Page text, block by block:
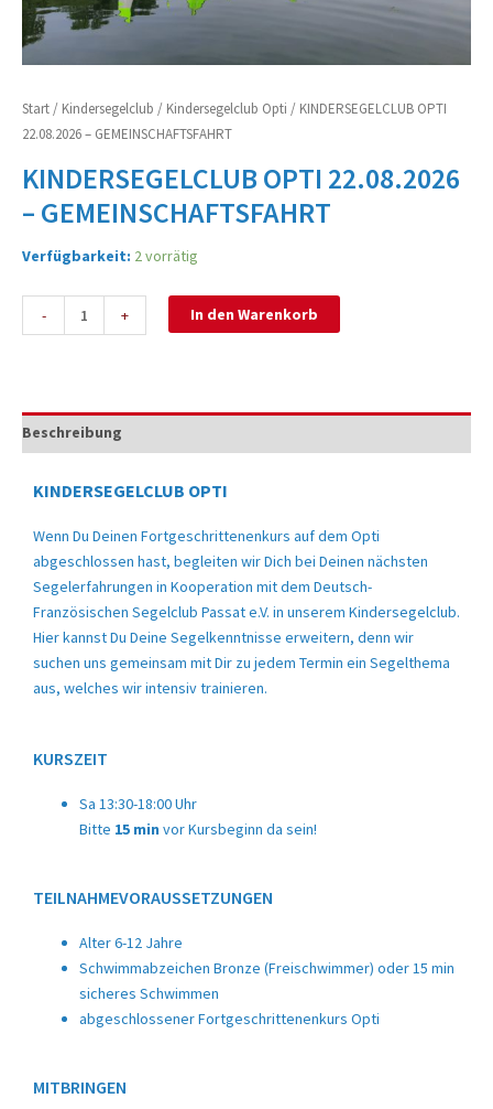
Start / Kindersegelclub / Kindersegelclub Opti / KINDERSEGELCLUB OPTI
22.08.2026 – GEMEINSCHAFTSFAHRT
KINDERSEGELCLUB OPTI 22.08.2026
– GEMEINSCHAFTSFAHRT
Verfügbarkeit: 2 vorrätig
- + In den Warenkorb
Beschreibung
KINDERSEGELCLUB OPTI
Wenn Du Deinen Fortgeschrittenenkurs auf dem Opti
abgeschlossen hast, begleiten wir Dich bei Deinen nächsten
Segelerfahrungen in Kooperation mit dem Deutsch-
Französischen Segelclub Passat e.V. in unserem Kindersegelclub.
Hier kannst Du Deine Segelkenntnisse erweitern, denn wir
suchen uns gemeinsam mit Dir zu jedem Termin ein Segelthema
aus, welches wir intensiv trainieren.
KURSZEIT
Sa 13:30-18:00 Uhr
Bitte 15 min vor Kursbeginn da sein!
TEILNAHMEVORAUSSETZUNGEN
Alter 6-12 Jahre
Schwimmabzeichen Bronze (Freischwimmer) oder 15 min
sicheres Schwimmen
abgeschlossener Fortgeschrittenenkurs Opti
MITBRINGEN